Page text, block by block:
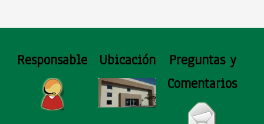
Responsable Ubicación
Preguntas y
Comentarios